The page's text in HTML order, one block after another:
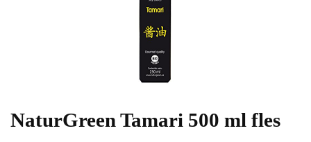
NaturGreen Tamari 500 ml fles